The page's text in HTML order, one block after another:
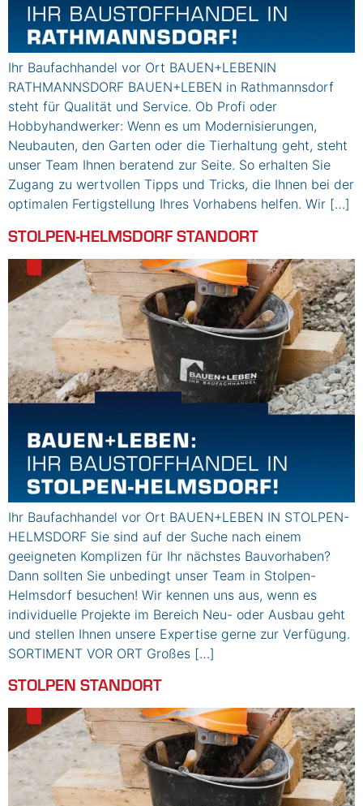
Ihr Baufachhandel vor Ort BAUEN+LEBENIN
RATHMANNSDORF BAUEN+LEBEN in Rathmannsdorf
steht für Qualität und Service. Ob Profi oder
Hobbyhandwerker: Wenn es um Modernisierungen,
Neubauten, den Garten oder die Tierhaltung geht, steht
unser Team Ihnen beratend zur Seite. So erhalten Sie
Zugang zu wertvollen Tipps und Tricks, die Ihnen bei der
optimalen Fertigstellung Ihres Vorhabens helfen. Wir […]
STOLPEN-HELMSDORF STANDORT
Ihr Baufachhandel vor Ort BAUEN+LEBEN IN STOLPEN-
HELMSDORF Sie sind auf der Suche nach einem
geeigneten Komplizen für Ihr nächstes Bauvorhaben?
Dann sollten Sie unbedingt unser Team in Stolpen-
Helmsdorf besuchen! Wir kennen uns aus, wenn es
individuelle Projekte im Bereich Neu- oder Ausbau geht
und stellen Ihnen unsere Expertise gerne zur Verfügung.
SORTIMENT VOR ORT Großes […]
STOLPEN STANDORT